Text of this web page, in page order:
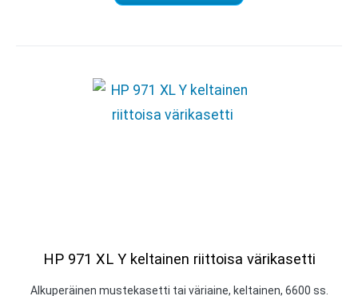
HP 971 XL Y keltainen riittoisa värikasetti
Alkuperäinen mustekasetti tai väriaine, keltainen, 6600 ss.